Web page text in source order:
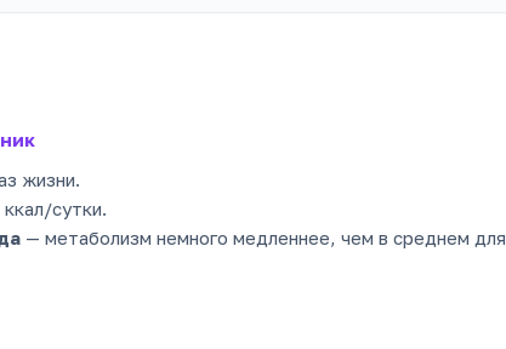
жизни.
сутки.
— метаболизм немного медленнее, чем в среднем для